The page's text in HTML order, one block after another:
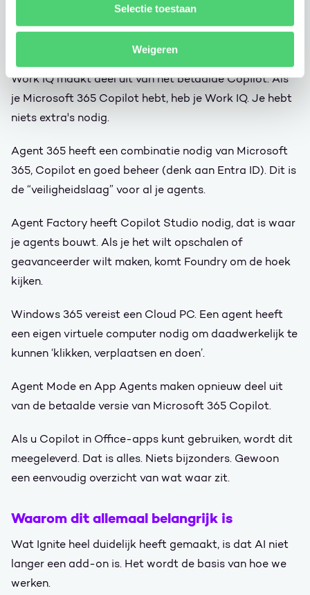
Selectie toestaan
Weigeren
En de grote vraag: “Welke licenties hebben we eigenlijk
nodig?” Laten we het eenvoudig uitleggen.
Work IQ maakt deel uit van het betaalde Copilot. Als
je Microsoft 365 Copilot hebt, heb je Work IQ. Je hebt
niets extra's nodig.
Agent 365 heeft een combinatie nodig van Microsoft
365, Copilot en goed beheer (denk aan Entra ID). Dit is
de “veiligheidslaag” voor al je agents.
Agent Factory heeft Copilot Studio nodig, dat is waar
je agents bouwt. Als je het wilt opschalen of
geavanceerder wilt maken, komt Foundry om de hoek
kijken.
Windows 365 vereist een Cloud PC. Een agent heeft
een eigen virtuele computer nodig om daadwerkelijk te
kunnen ‘klikken, verplaatsen en doen’.
Agent Mode en App Agents maken opnieuw deel uit
van de betaalde versie van Microsoft 365 Copilot.
Als u Copilot in Office-apps kunt gebruiken, wordt dit
meegeleverd. Dat is alles. Niets bijzonders. Gewoon
een eenvoudig overzicht van wat waar zit.
Waarom dit allemaal belangrijk is
Wat Ignite heel duidelijk heeft gemaakt, is dat AI niet
langer een add-on is. Het wordt de basis van hoe we
werken.